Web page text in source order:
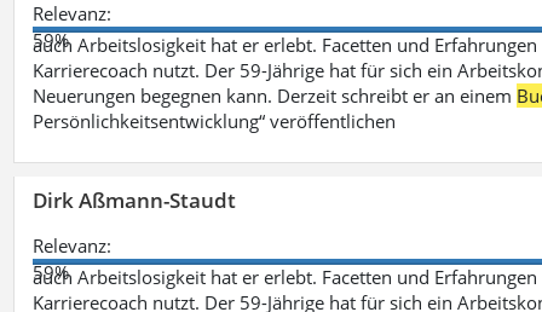
Relevanz:
59%
auch Arbeitslosigkeit hat er erlebt. Facetten und
Karrierecoach nutzt. Der 59-Jährige hat für sich ein
Neuerungen begegnen kann. Derzeit schreibt er an einem
Persönlichkeitsentwicklung“ veröffentlichen
Dirk Aßmann-Staudt
Relevanz:
59%
auch Arbeitslosigkeit hat er erlebt. Facetten und
Karrierecoach nutzt. Der 59-Jährige hat für sich ein